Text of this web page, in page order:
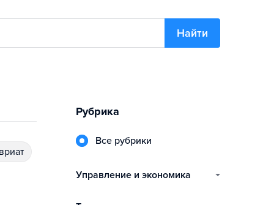
Найти
Рубрика
Все рубрики
управление и экономика